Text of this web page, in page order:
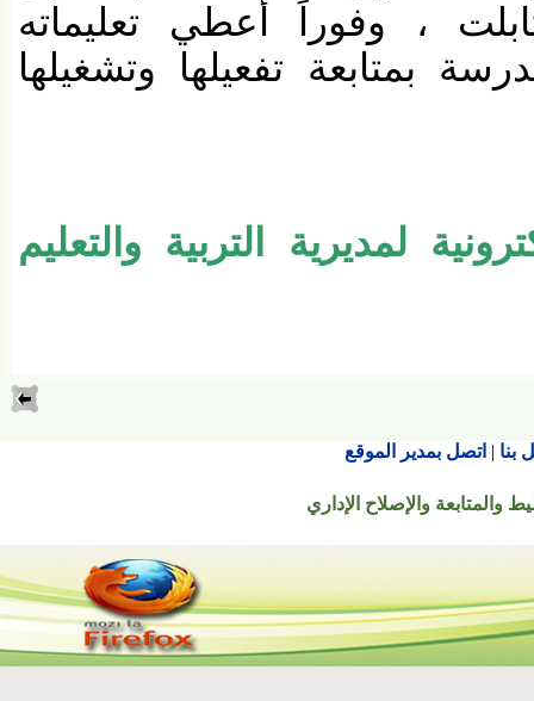
، وفوراً أعطي تعليماته
بمتابعة تفعيلها وتشغيلها
لمديرية التربية والتعليم
| اتصل بمدير الموقع
والإصلاح الإداري